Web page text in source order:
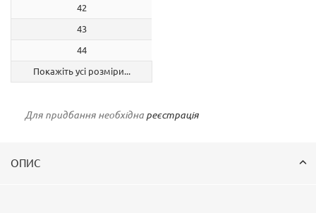
42
43
44
Покажіть усі розміри...
Для придбання необхідна реєстрація
ОПИС